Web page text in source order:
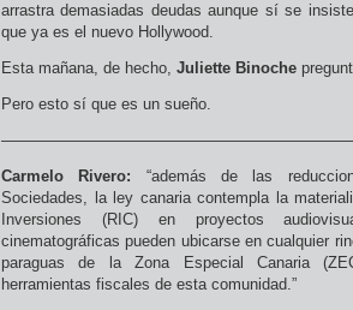
arrastra demasiadas deudas aunque sí se
que ya es el nuevo Hollywood.
Esta mañana, de hecho, Juliette Binoche
Pero esto sí que es un sueño.
Carmelo Rivero:
“además de las
Sociedades, la ley canaria contempla la
Inversiones (RIC) en proyectos
cinematográficas pueden ubicarse en cualquier
paraguas de la Zona Especial Canaria
herramientas fiscales de esta comunidad.”